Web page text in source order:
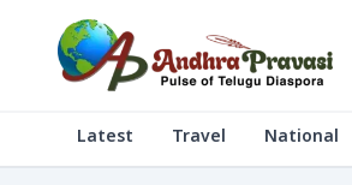
Latest Travel National